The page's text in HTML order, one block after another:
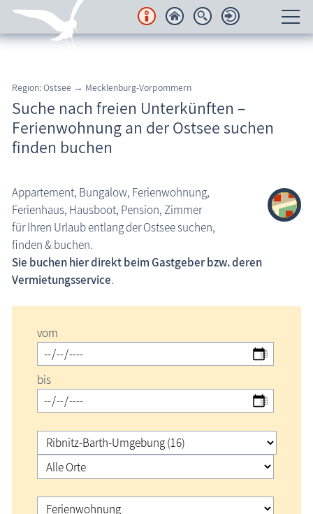
Suche nach freien Unterkünften
Suche in Regionen
Suche nach Ortschaft
Ferienwohnungen neu im System
Last minute
Buchungsbedingungen
Ferienwohnung inserieren
Urlaubsorte
Karten
Freizeit
Wissenswertes
Veranstaltungen
Blog
Region: Ostsee → Mecklenburg-Vorpommern
Suche nach freien Unterkünften –
Ferienwohnung an der Ostsee suchen
finden buchen
Appartement, Bungalow, Ferienwohnung,
Ferienhaus, Hausboot, Pension, Zimmer
für Ihren Urlaub entlang der Ostsee suchen,
finden & buchen.
Sie buchen hier direkt beim Gastgeber bzw. deren
Vermietungsservice.
vom
bis